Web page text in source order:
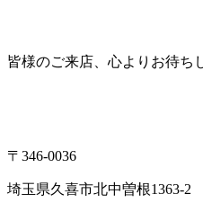
皆様のご来店、心よりお待ち
〒346-0036
埼玉県久喜市北中曽根1363-2